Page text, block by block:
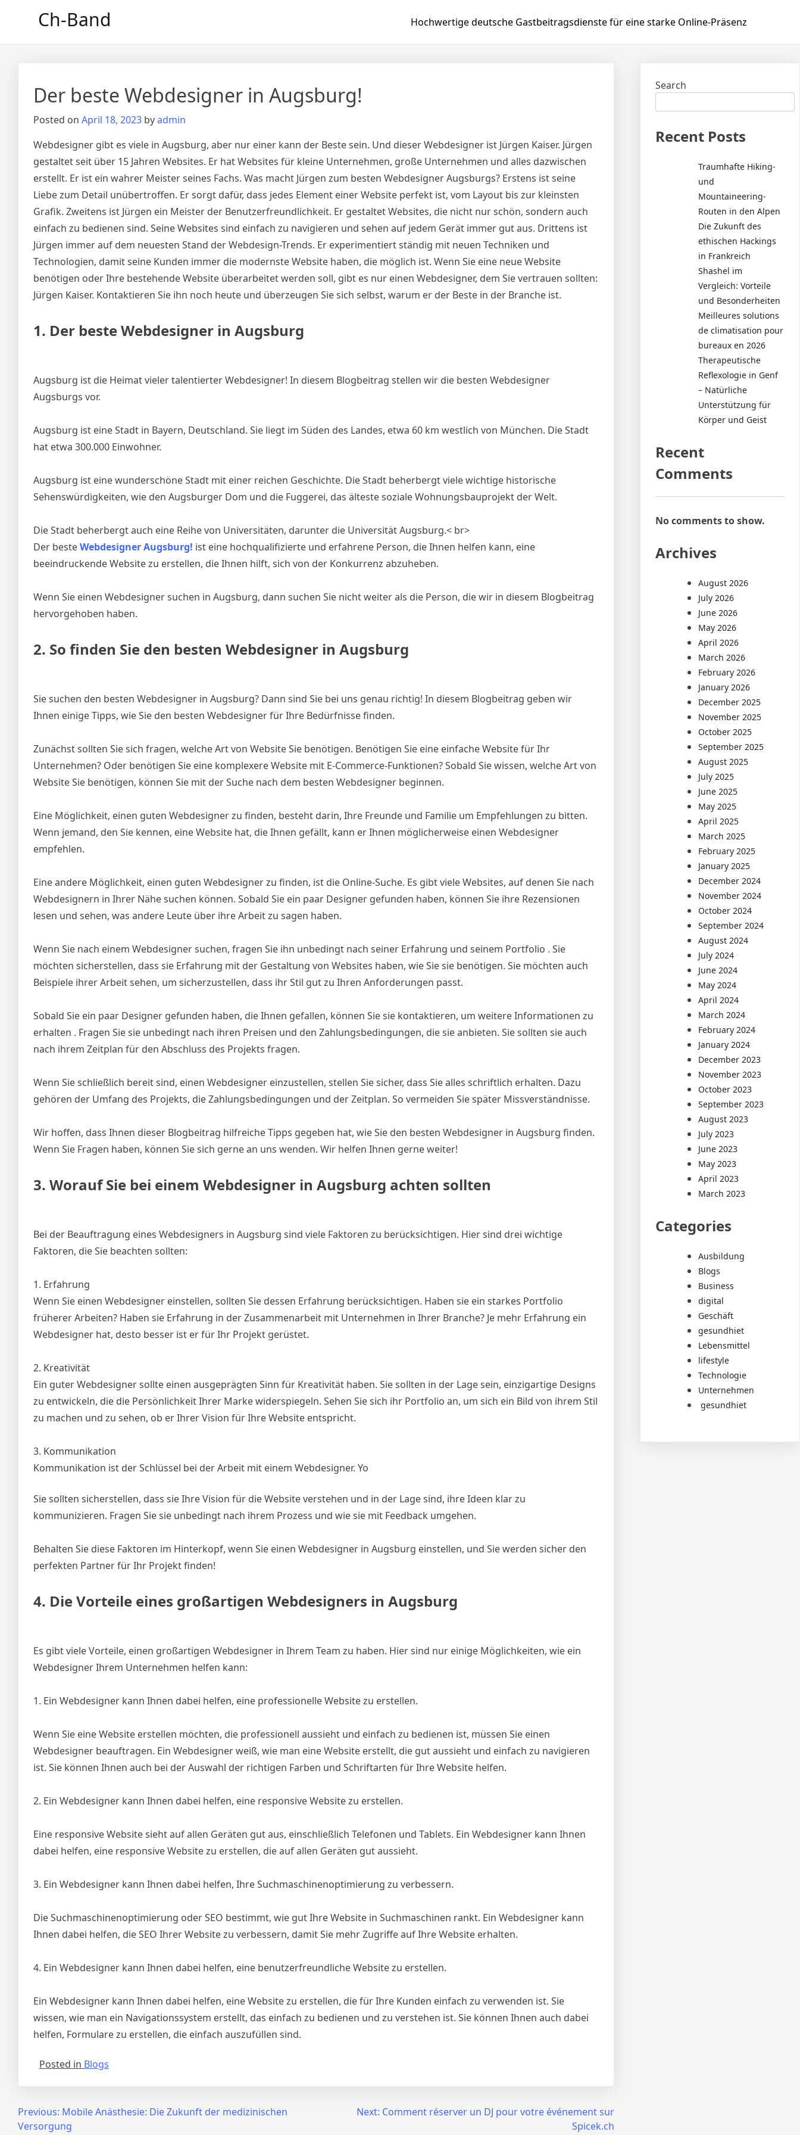
Ch-Band Hochwertige deutsche Gastbeitragsdienste für eine starke Online-Präsenz
Der beste Webdesigner in Augsburg!
Posted on April 18, 2023 byadmin
Webdesigner gibt es viele in Augsburg, aber nur einer kann der Beste sein. Und dieser Webdesigner ist Jürgen Kaiser. Jürgen
gestaltet seit über 15 Jahren Websites. Er hat Websites für kleine Unternehmen, große Unternehmen und alles dazwischen
erstellt. Er ist ein wahrer Meister seines Fachs. Was macht Jürgen zum besten Webdesigner Augsburgs? Erstens ist seine
Liebe zum Detail unübertroffen. Er sorgt dafür, dass jedes Element einer Website perfekt ist, vom Layout bis zur kleinsten
Grafik. Zweitens ist Jürgen ein Meister der Benutzerfreundlichkeit. Er gestaltet Websites, die nicht nur schön, sondern auch
einfach zu bedienen sind. Seine Websites sind einfach zu navigieren und sehen auf jedem Gerät immer gut aus. Drittens ist
Jürgen immer auf dem neuesten Stand der Webdesign-Trends. Er experimentiert ständig mit neuen Techniken und
Technologien, damit seine Kunden immer die modernste Website haben, die möglich ist. Wenn Sie eine neue Website
benötigen oder Ihre bestehende Website überarbeitet werden soll, gibt es nur einen Webdesigner, dem Sie vertrauen sollten:
Jürgen Kaiser. Kontaktieren Sie ihn noch heute und überzeugen Sie sich selbst, warum er der Beste in der Branche ist.
1. Der beste Webdesigner in Augsburg
Augsburg ist die Heimat vieler talentierter Webdesigner! In diesem Blogbeitrag stellen wir die besten Webdesigner
Augsburgs vor.
Augsburg ist eine Stadt in Bayern, Deutschland. Sie liegt im Süden des Landes, etwa 60 km westlich von München. Die Stadt
hat etwa 300.000 Einwohner.
Augsburg ist eine wunderschöne Stadt mit einer reichen Geschichte. Die Stadt beherbergt viele wichtige historische
Sehenswürdigkeiten, wie den Augsburger Dom und die Fuggerei, das älteste soziale Wohnungsbauprojekt der Welt.
Die Stadt beherbergt auch eine Reihe von Universitäten, darunter die Universität Augsburg.< br>
Der besteWebdesigner Augsburg! ist eine hochqualifizierte und erfahrene Person, die Ihnen helfen kann, eine
beeindruckende Website zu erstellen, die Ihnen hilft, sich von der Konkurrenz abzuheben.
Wenn Sie einen Webdesigner suchen in Augsburg, dann suchen Sie nicht weiter als die Person, die wir in diesem Blogbeitrag
hervorgehoben haben.
2. So finden Sie den besten Webdesigner in Augsburg
Sie suchen den besten Webdesigner in Augsburg? Dann sind Sie bei uns genau richtig! In diesem Blogbeitrag geben wir
Ihnen einige Tipps, wie Sie den besten Webdesigner für Ihre Bedürfnisse finden.
Zunächst sollten Sie sich fragen, welche Art von Website Sie benötigen. Benötigen Sie eine einfache Website für Ihr
Unternehmen? Oder benötigen Sie eine komplexere Website mit E-Commerce-Funktionen? Sobald Sie wissen, welche Art von
Website Sie benötigen, können Sie mit der Suche nach dem besten Webdesigner beginnen.
Eine Möglichkeit, einen guten Webdesigner zu finden, besteht darin, Ihre Freunde und Familie um Empfehlungen zu bitten.
Wenn jemand, den Sie kennen, eine Website hat, die Ihnen gefällt, kann er Ihnen möglicherweise einen Webdesigner
empfehlen.
Eine andere Möglichkeit, einen guten Webdesigner zu finden, ist die Online-Suche. Es gibt viele Websites, auf denen Sie nach
Webdesignern in Ihrer Nähe suchen können. Sobald Sie ein paar Designer gefunden haben, können Sie ihre Rezensionen
lesen und sehen, was andere Leute über ihre Arbeit zu sagen haben.
Wenn Sie nach einem Webdesigner suchen, fragen Sie ihn unbedingt nach seiner Erfahrung und seinem Portfolio . Sie
möchten sicherstellen, dass sie Erfahrung mit der Gestaltung von Websites haben, wie Sie sie benötigen. Sie möchten auch
Beispiele ihrer Arbeit sehen, um sicherzustellen, dass ihr Stil gut zu Ihren Anforderungen passt.
Sobald Sie ein paar Designer gefunden haben, die Ihnen gefallen, können Sie sie kontaktieren, um weitere Informationen zu
erhalten . Fragen Sie sie unbedingt nach ihren Preisen und den Zahlungsbedingungen, die sie anbieten. Sie sollten sie auch
nach ihrem Zeitplan für den Abschluss des Projekts fragen.
Wenn Sie schließlich bereit sind, einen Webdesigner einzustellen, stellen Sie sicher, dass Sie alles schriftlich erhalten. Dazu
gehören der Umfang des Projekts, die Zahlungsbedingungen und der Zeitplan. So vermeiden Sie später Missverständnisse.
Wir hoffen, dass Ihnen dieser Blogbeitrag hilfreiche Tipps gegeben hat, wie Sie den besten Webdesigner in Augsburg finden.
Wenn Sie Fragen haben, können Sie sich gerne an uns wenden. Wir helfen Ihnen gerne weiter!
3. Worauf Sie bei einem Webdesigner in Augsburg achten sollten
Bei der Beauftragung eines Webdesigners in Augsburg sind viele Faktoren zu berücksichtigen. Hier sind drei wichtige
Faktoren, die Sie beachten sollten:
1. Erfahrung
Wenn Sie einen Webdesigner einstellen, sollten Sie dessen Erfahrung berücksichtigen. Haben sie ein starkes Portfolio
früherer Arbeiten? Haben sie Erfahrung in der Zusammenarbeit mit Unternehmen in Ihrer Branche? Je mehr Erfahrung ein
Webdesigner hat, desto besser ist er für Ihr Projekt gerüstet.
2. Kreativität
Ein guter Webdesigner sollte einen ausgeprägten Sinn für Kreativität haben. Sie sollten in der Lage sein, einzigartige Designs
zu entwickeln, die die Persönlichkeit Ihrer Marke widerspiegeln. Sehen Sie sich ihr Portfolio an, um sich ein Bild von ihrem Stil
zu machen und zu sehen, ob er Ihrer Vision für Ihre Website entspricht.
3. Kommunikation
Kommunikation ist der Schlüssel bei der Arbeit mit einem Webdesigner. Yo
Sie sollten sicherstellen, dass sie Ihre Vision für die Website verstehen und in der Lage sind, ihre Ideen klar zu
kommunizieren. Fragen Sie sie unbedingt nach ihrem Prozess und wie sie mit Feedback umgehen.
Behalten Sie diese Faktoren im Hinterkopf, wenn Sie einen Webdesigner in Augsburg einstellen, und Sie werden sicher den
perfekten Partner für Ihr Projekt finden!
4. Die Vorteile eines großartigen Webdesigners in Augsburg
Es gibt viele Vorteile, einen großartigen Webdesigner in Ihrem Team zu haben. Hier sind nur einige Möglichkeiten, wie ein
Webdesigner Ihrem Unternehmen helfen kann:
1. Ein Webdesigner kann Ihnen dabei helfen, eine professionelle Website zu erstellen.
Wenn Sie eine Website erstellen möchten, die professionell aussieht und einfach zu bedienen ist, müssen Sie einen
Webdesigner beauftragen. Ein Webdesigner weiß, wie man eine Website erstellt, die gut aussieht und einfach zu navigieren
ist. Sie können Ihnen auch bei der Auswahl der richtigen Farben und Schriftarten für Ihre Website helfen.
2. Ein Webdesigner kann Ihnen dabei helfen, eine responsive Website zu erstellen.
Eine responsive Website sieht auf allen Geräten gut aus, einschließlich Telefonen und Tablets. Ein Webdesigner kann Ihnen
dabei helfen, eine responsive Website zu erstellen, die auf allen Geräten gut aussieht.
3. Ein Webdesigner kann Ihnen dabei helfen, Ihre Suchmaschinenoptimierung zu verbessern.
Die Suchmaschinenoptimierung oder SEO bestimmt, wie gut Ihre Website in Suchmaschinen rankt. Ein Webdesigner kann
Ihnen dabei helfen, die SEO Ihrer Website zu verbessern, damit Sie mehr Zugriffe auf Ihre Website erhalten.
4. Ein Webdesigner kann Ihnen dabei helfen, eine benutzerfreundliche Website zu erstellen.
Ein Webdesigner kann Ihnen dabei helfen, eine Website zu erstellen, die für Ihre Kunden einfach zu verwenden ist. Sie
wissen, wie man ein Navigationssystem erstellt, das einfach zu bedienen und zu verstehen ist. Sie können Ihnen auch dabei
helfen, Formulare zu erstellen, die einfach auszufüllen sind.
Posted in Blogs
PostPrevious: Mobile Anästhesie: Die Zukunft der medizinischen
Versorgung
Next: Comment réserver un DJ pour votre événement sur
Spicek.ch
Search
Recent Posts
Traumhafte Hiking-
und
Mountaineering-
Routen in den Alpen
Die Zukunft des
ethischen Hackings
in Frankreich
Shashel im
Vergleich: Vorteile
und Besonderheiten
Meilleures solutions
de climatisation pour
bureaux en 2026
Therapeutische
Reflexologie in Genf
– Natürliche
Unterstützung für
Körper und Geist
Recent
Comments
No comments to show.
Archives
August 2026
July 2026
June 2026
May 2026
April 2026
March 2026
February 2026
January 2026
December 2025
November 2025
October 2025
September 2025
August 2025
July 2025
June 2025
May 2025
April 2025
March 2025
February 2025
January 2025
December 2024
November 2024
October 2024
September 2024
August 2024
July 2024
June 2024
May 2024
April 2024
March 2024
February 2024
January 2024
December 2023
November 2023
October 2023
September 2023
August 2023
July 2023
June 2023
May 2023
April 2023
March 2023
Categories
Ausbildung
Blogs
Business
digital
Geschäft
gesundhiet
Lebensmittel
lifestyle
Technologie
Unternehmen
gesundhiet